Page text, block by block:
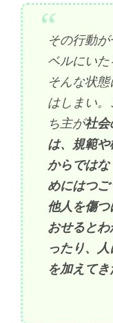
その行動
ベルにい
そんな状
はしまい
ち主が社会
は、規範
からでは
めにはつご
他人を傷
おせると
ったり、
を加えて